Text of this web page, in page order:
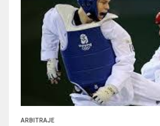
ARBITRAJE